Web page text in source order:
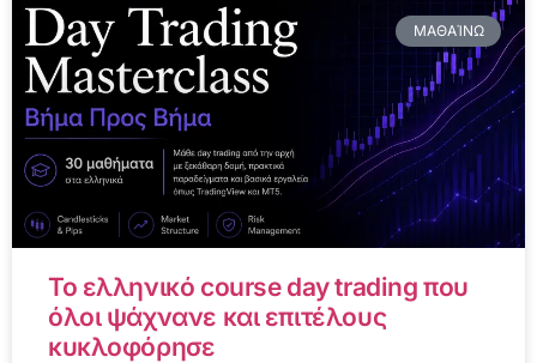
ΜΑΘΑΊΝΩ
Το ελληνικό course day trading που
όλοι ψάχνανε και επιτέλους
κυκλοφόρησε